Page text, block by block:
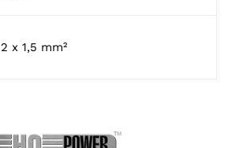
2 x 1,5 mm²